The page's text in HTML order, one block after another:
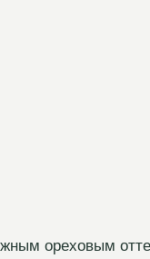
ореховым